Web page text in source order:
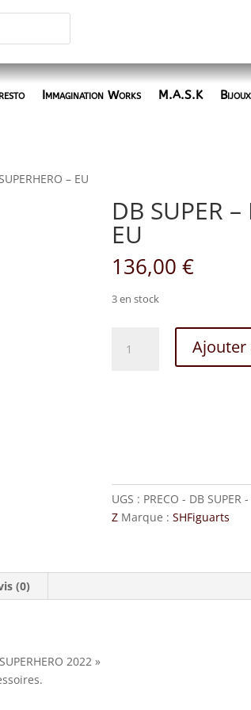
Immagination Works M.A.S.K
– EU
DB SUPER
EU
136,00 €
3 en stock
SUPERHERO
-
EU
Ajouter
UGS : PRECO - DB SUPER
Z Marque : SHFiguarts
(0)
2022 »